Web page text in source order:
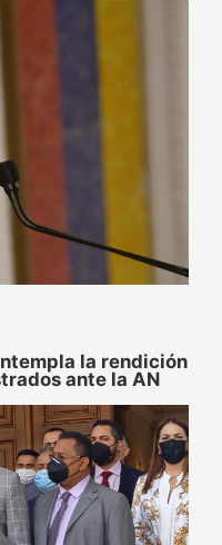
la rendición
ante la AN